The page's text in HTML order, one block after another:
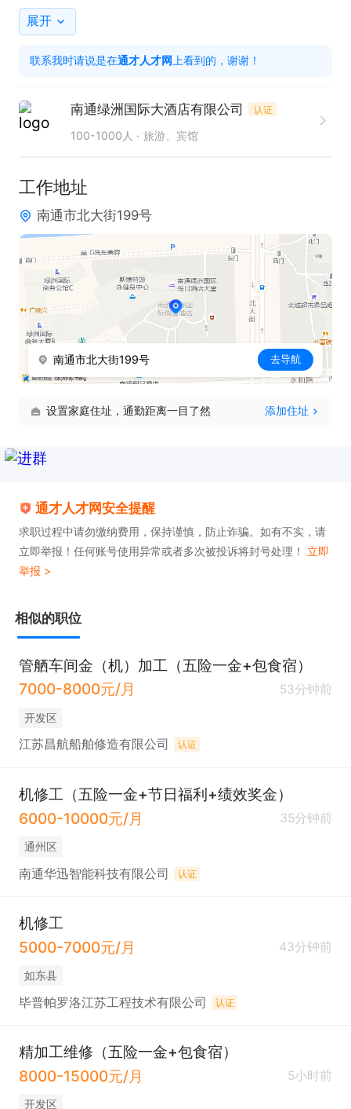
3. 有2年以上酒店或类似场所机修工作经验优先
工作时间
展开
联系我时请说是在通才人才网 上看到的，谢谢！
南通绿洲国际大酒店有限公司 认证
100-1000人 旅游、宾馆
工作地址
南通市北大街199号
南通市北大街199号 去导航
设置家庭住址，通勤距离一目了然 添加住址
通才人才网安全提醒
求职过程中请勿缴纳费用，保持谨慎，防止诈骗。如有不实，请
立即举报！任何账号使用异常或者多次被投诉将封号处理！ 立即
举报 >
相似的职位
管舾车间金（机）加工（五险一金+包食宿）
7000-8000元/月
53分钟前
开发区
江苏昌航船舶修造有限公司 认证
机修工（五险一金+节日福利+绩效奖金）
6000-10000元/月
35分钟前
通州区
南通华迅智能科技有限公司 认证
机修工
5000-7000元/月
43分钟前
如东县
毕普帕罗洛江苏工程技术有限公司 认证
精加工维修（五险一金+包食宿）
8000-15000元/月
5小时前
开发区